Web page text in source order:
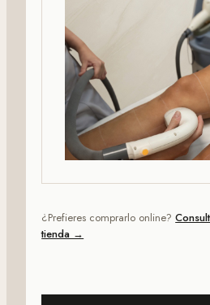
¿Prefieres comprarlo online?
tienda →